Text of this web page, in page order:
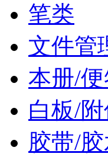
笔类
文件管
本册/
白板/
胶带/